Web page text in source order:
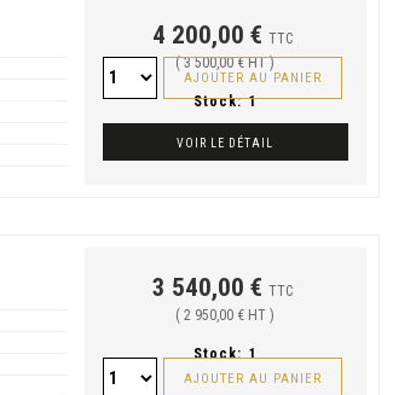
4 200,00 € TTC
( 3 500,00 € HT )
Stock: 1
AJOUTER AU PANIER
VOIR LE DÉTAIL
3 540,00 € TTC
( 2 950,00 € HT )
Stock: 1
AJOUTER AU PANIER